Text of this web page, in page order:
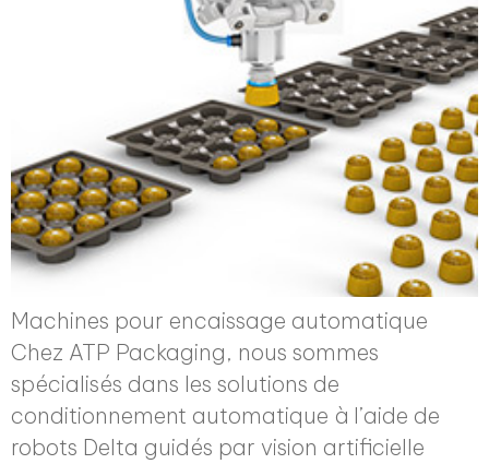
Machines pour encaissage automatique
Chez ATP Packaging, nous sommes
spécialisés dans les solutions de
conditionnement automatique à l’aide de
robots Delta guidés par vision artificielle